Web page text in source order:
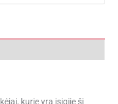
kurie yra įsigiję šį